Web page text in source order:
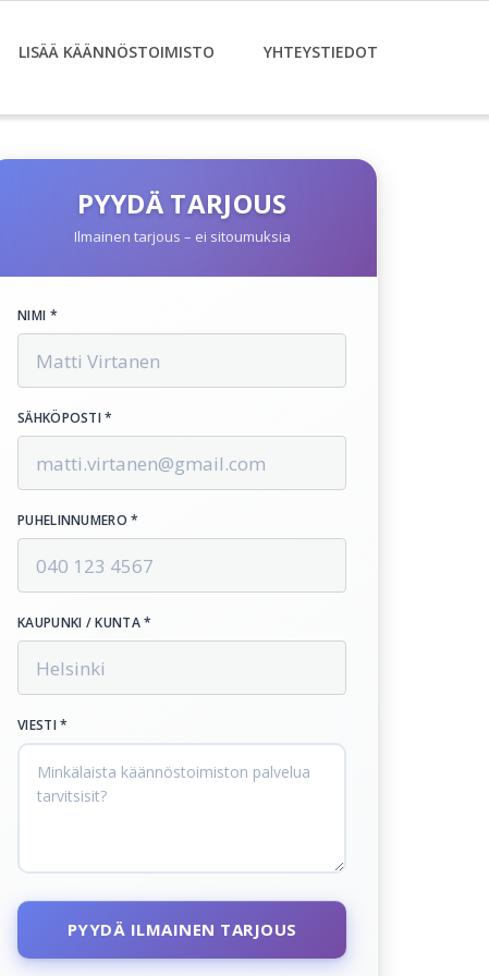
LISÄÄ KÄÄNNÖSTOIMISTO YHTEYSTIEDOT
PYYDÄ TARJOUS
Ilmainen tarjous – ei sitoumuksia
NIMI *
SÄHKÖPOSTI *
PUHELINNUMERO *
KAUPUNKI / KUNTA *
VIESTI *
PYYDÄ ILMAINEN TARJOUS